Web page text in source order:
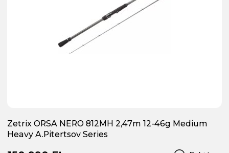
Zetrix ORSA NERO 812MH 2,47m 12-46g Medium
Heavy A.Pitertsov Series